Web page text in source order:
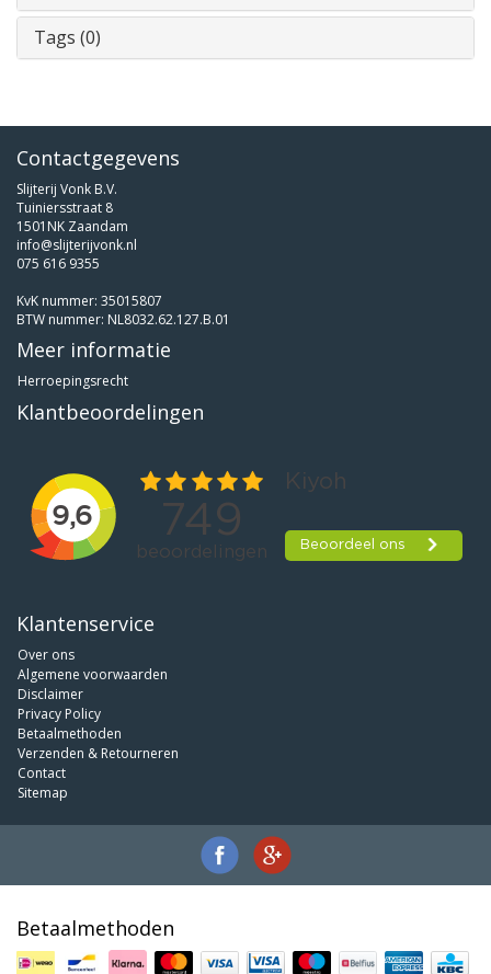
Tags (0)
Contactgegevens
Slijterij Vonk B.V.
Tuiniersstraat 8
1501NK Zaandam
info@slijterijvonk.nl
075 616 9355
KvK nummer: 35015807
BTW nummer: NL8032.62.127.B.01
Meer informatie
Herroepingsrecht
Klantbeoordelingen
Klantenservice
Over ons
Algemene voorwaarden
Disclaimer
Privacy Policy
Betaalmethoden
Verzenden & Retourneren
Contact
Sitemap
Betaalmethoden